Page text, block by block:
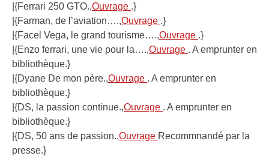
|{Ferrari 250 GTO.,Ouvrage .}
|{Farman, de l’aviation….,Ouvrage .}
|{Facel Vega, le grand tourisme….,Ouvrage .}
|{Enzo ferrari, une vie pour la….,Ouvrage . A emprunter en
bibliothèque.}
|{Dyane De mon père.,Ouvrage . A emprunter en
bibliothèque.}
|{DS, la passion continue.,Ouvrage . A emprunter en
bibliothèque.}
|{DS, 50 ans de passion.,Ouvrage Recommnandé par la
presse.}